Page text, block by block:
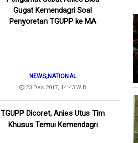
Gugat Kemendagri Soal
Penyoretan TGUPP ke MA
NEWS,NATIONAL
23 Des 2017, 14:43 WIB
TGUPP Dicoret, Anies Utus Tim
Khusus Temui Kemendagri